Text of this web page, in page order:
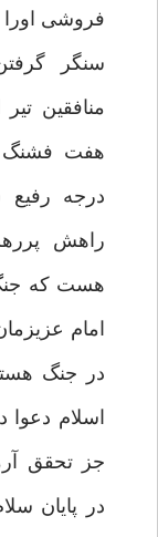
فروشی اورا
سنگر
منافقین
هفت فشنگ
درجه رفیع
راهش
هست که
امام
در جنگ
اسلام دعوا
جز تحقق
در پایان